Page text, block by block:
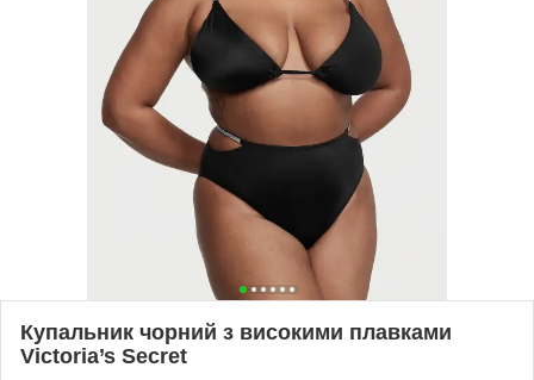
Купальник чорний з високими плавками
Victoria’s Secret